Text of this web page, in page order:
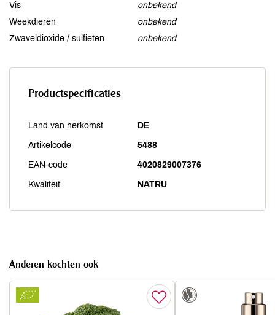
Vis
onbekend
Weekdieren
onbekend
Zwaveldioxide / sulfieten
onbekend
Productspecificaties
Land van herkomst DE
Artikelcode 5488
EAN-code 4020829007376
Kwaliteit NATRU
Anderen kochten ook